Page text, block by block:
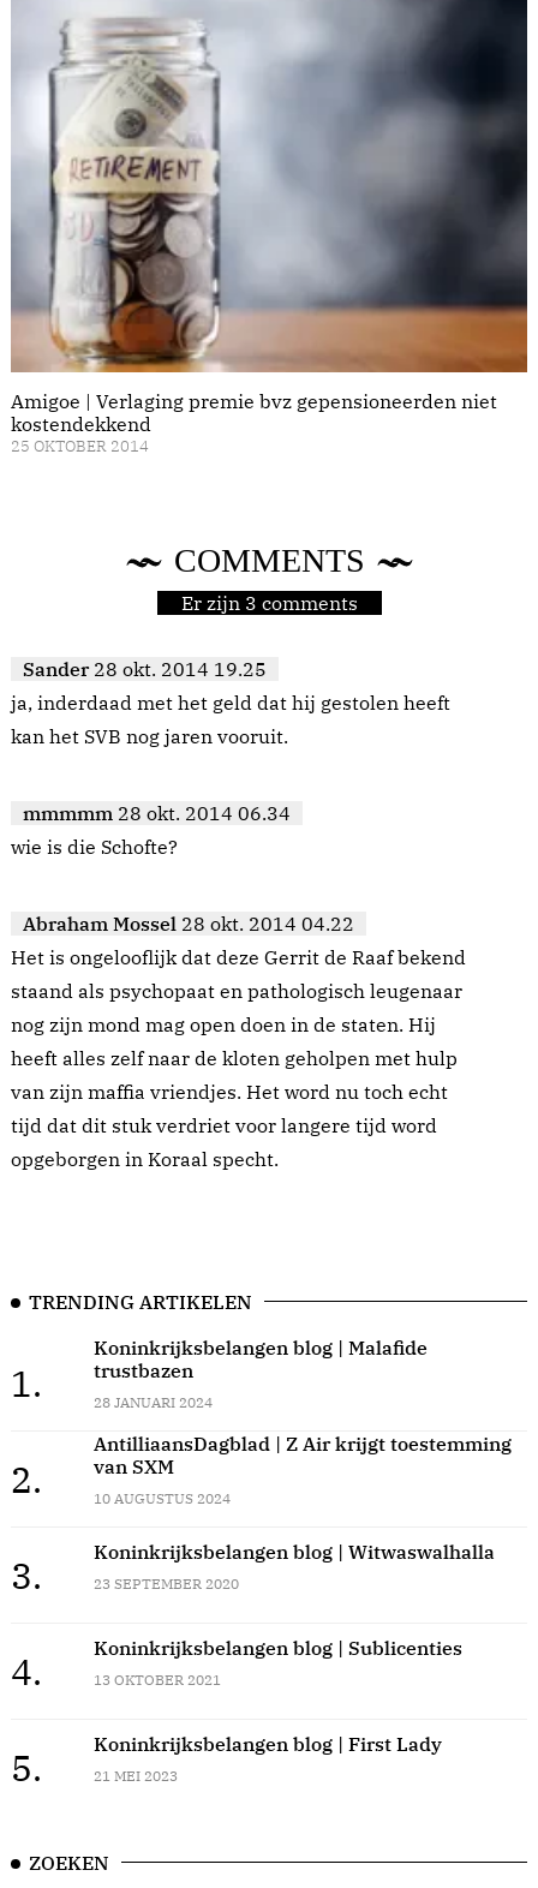
Amigoe | Verlaging premie bvz gepensioneerden niet
kostendekkend
25 OKTOBER 2014
COMMENTS
Er zijn 3 comments
Sander 28 okt. 2014 19.25
ja, inderdaad met het geld dat hij gestolen heeft
kan het SVB nog jaren vooruit.
mmmmm 28 okt. 2014 06.34
wie is die Schofte?
Abraham Mossel 28 okt. 2014 04.22
Het is ongelooflijk dat deze Gerrit de Raaf bekend
staand als psychopaat en pathologisch leugenaar
nog zijn mond mag open doen in de staten. Hij
heeft alles zelf naar de kloten geholpen met hulp
van zijn maffia vriendjes. Het word nu toch echt
tijd dat dit stuk verdriet voor langere tijd word
opgeborgen in Koraal specht.
TRENDING ARTIKELEN
1.
Koninkrijksbelangen blog | Malafide
trustbazen
28 JANUARI 2024
2.
AntilliaansDagblad | Z Air krijgt toestemming
van SXM
10 AUGUSTUS 2024
3.
Koninkrijksbelangen blog | Witwaswalhalla
23 SEPTEMBER 2020
4.
Koninkrijksbelangen blog | Sublicenties
13 OKTOBER 2021
5.
Koninkrijksbelangen blog | First Lady
21 MEI 2023
ZOEKEN